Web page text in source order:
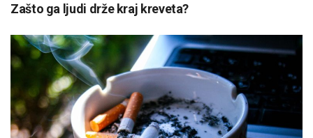
Zašto ga ljudi drže kraj kreveta?